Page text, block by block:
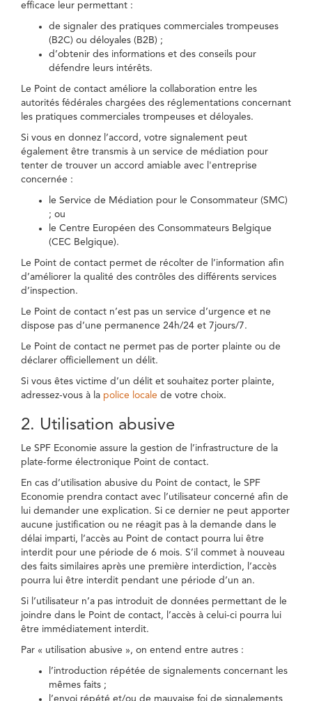
efficace leur permettant :
de signaler des pratiques commerciales trompeuses
(B2C) ou déloyales (B2B) ;
d’obtenir des informations et des conseils pour
défendre leurs intérêts.
Le Point de contact améliore la collaboration entre les
autorités fédérales chargées des réglementations concernant
les pratiques commerciales trompeuses et déloyales.
Si vous en donnez l’accord, votre signalement peut
également être transmis à un service de médiation pour
tenter de trouver un accord amiable avec l'entreprise
concernée :
le Service de Médiation pour le Consommateur (SMC)
; ou
le Centre Européen des Consommateurs Belgique
(CEC Belgique).
Le Point de contact permet de récolter de l’information afin
d’améliorer la qualité des contrôles des différents services
d’inspection.
Le Point de contact n’est pas un service d’urgence et ne
dispose pas d’une permanence 24h/24 et 7jours/7.
Le Point de contact ne permet pas de porter plainte ou de
déclarer officiellement un délit.
Si vous êtes victime d’un délit et souhaitez porter plainte,
adressez-vous à la police locale de votre choix.
2. Utilisation abusive
Le SPF Economie assure la gestion de l’infrastructure de la
plate-forme électronique Point de contact.
En cas d’utilisation abusive du Point de contact, le SPF
Economie prendra contact avec l’utilisateur concerné afin de
lui demander une explication. Si ce dernier ne peut apporter
aucune justification ou ne réagit pas à la demande dans le
délai imparti, l’accès au Point de contact pourra lui être
interdit pour une période de 6 mois. S’il commet à nouveau
des faits similaires après une première interdiction, l’accès
pourra lui être interdit pendant une période d’un an.
Si l’utilisateur n’a pas introduit de données permettant de le
joindre dans le Point de contact, l’accès à celui-ci pourra lui
être immédiatement interdit.
Par « utilisation abusive », on entend entre autres :
l’introduction répétée de signalements concernant les
mêmes faits ;
l’envoi répété et/ou de mauvaise foi de signalements